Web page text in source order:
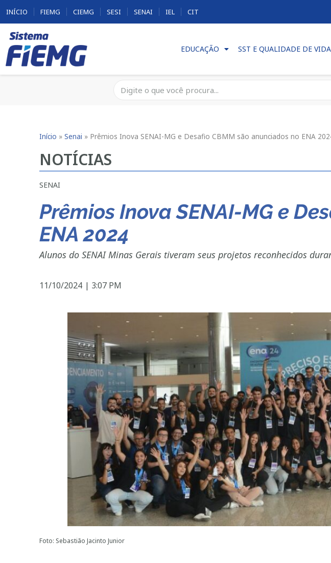
INÍCIO FIEMG CIEMG SESI SENAI IEL CIT
EDUCAÇÃO SST E QUALIDADE DE VIDA
Início »Senai » Prêmios Inova SENAI-MG e Desafio CBMM são anunciados no ENA
NOTÍCIAS
SENAI
Prêmios Inova SENAI-MG e
ENA 2024
Alunos do SENAI Minas Gerais tiveram seus projetos reconhecidos
11/10/2024 | 3:07 PM
Foto: Sebastião Jacinto Junior